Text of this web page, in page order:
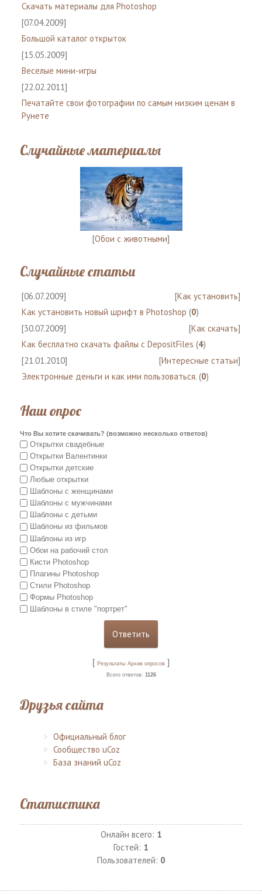
Скачать материалы для Photoshop
[07.04.2009]
Большой каталог открыток
[15.05.2009]
Веселые мини-игры
[22.02.2011]
Печатайте свои фотографии по самым низким ценам в
Рунете
Случайные материалы
[Обои с животными]
Случайные статьи
[06.07.2009] [Как установить]
Как установить новый шрифт в Photoshop (0)
[30.07.2009]
[Как скачать]
Как бесплатно скачать файлы с DepositFiles (4)
[21.01.2010]
[Интересные статьи]
Электронные деньги и как ими пользоваться. (0)
Наш опрос
Что Вы хотите скачивать? (возможно несколько ответов)
Открытки свадебные
Открытки Валентинки
Открытки детские
Любые открытки
Шаблоны с женщинами
Шаблоны с мужчинами
Шаблоны с детьми
Шаблоны из фильмов
Шаблоны из игр
Обои на рабочий стол
Кисти Photoshop
Плагины Photoshop
Стили Photoshop
Формы Photoshop
Шаблоны в стиле "портрет"
[ Результаты Архив опросов ]
Всего ответов: 1126
Друзья сайта
Официальный блог
Сообщество uCoz
База знаний uCoz
Статистика
Онлайн всего: 1
Гостей: 1
Пользователей: 0